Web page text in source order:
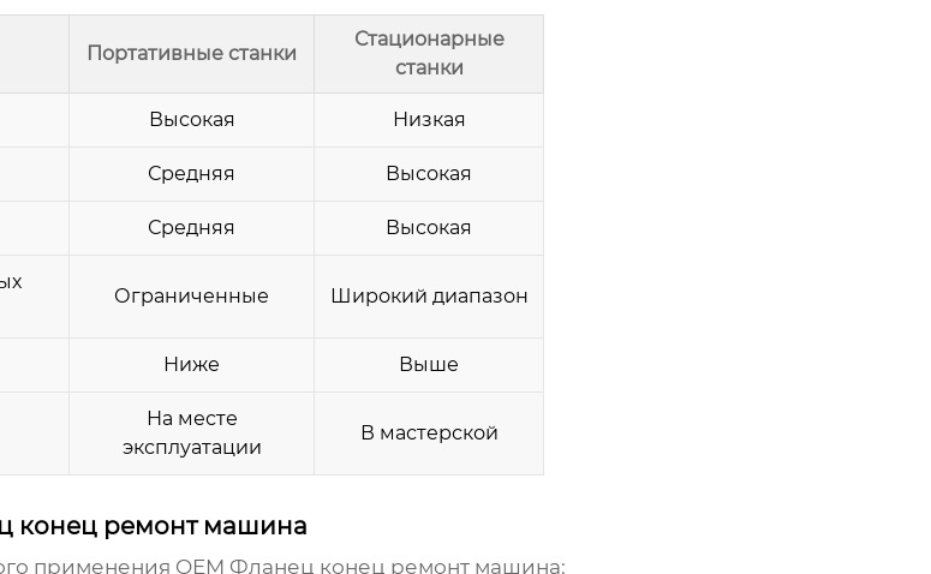
Портативные станки
Стационарные
станки
Высокая Низкая
Средняя Высокая
Средняя Высокая
Ограниченные Широкий диапазон
Ниже Выше
На месте
эксплуатации
В мастерской
конец ремонт машина
применения OEM Фланец конец ремонт машина: